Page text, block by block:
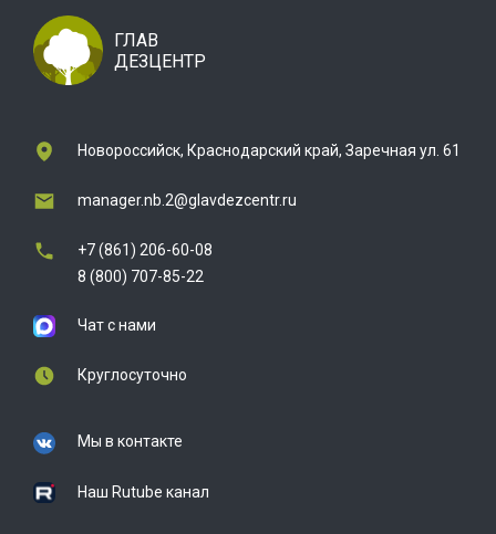
ГЛАВ
ДЕЗЦЕНТР
Новороссийск, Краснодарский край, Заречная ул. 61
manager.nb.2@glavdezcentr.ru
+7 (861) 206-60-08
8 (800) 707-85-22
Чат с нами
Круглосуточно
Мы в контакте
Наш Rutube канал